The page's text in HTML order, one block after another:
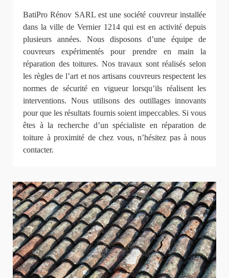
BatiPro Rénov SARL est une société couvreur installée
dans la ville de Vernier 1214 qui est en activité depuis
plusieurs années. Nous disposons d’une équipe de
couvreurs expérimentés pour prendre en main la
réparation des toitures. Nos travaux sont réalisés selon
les règles de l’art et nos artisans couvreurs respectent les
normes de sécurité en vigueur lorsqu’ils réalisent les
interventions. Nous utilisons des outillages innovants
pour que les résultats fournis soient impeccables. Si vous
êtes à la recherche d’un spécialiste en réparation de
toiture à proximité de chez vous, n’hésitez pas à nous
contacter.